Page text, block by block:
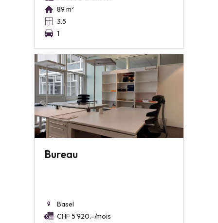
89 m²
3.5
1
Bureau
Basel
CHF 5'920.-/mois